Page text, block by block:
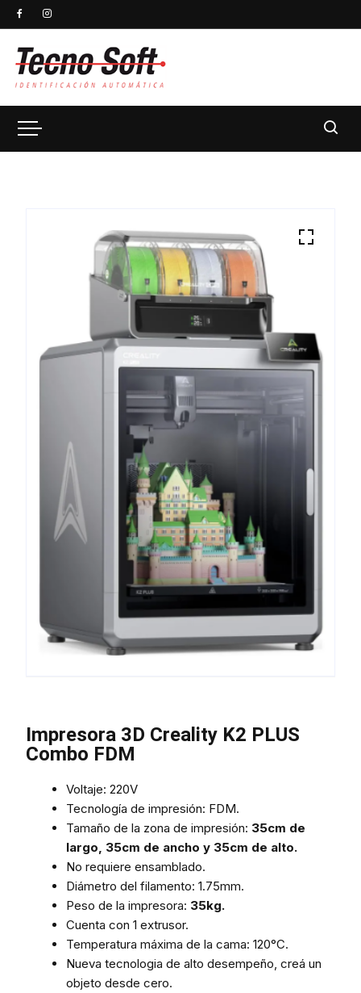
Impresora 3D Creality K2 PLUS
Combo FDM
Voltaje: 220V
Tecnología de impresión: FDM.
Tamaño de la zona de impresión: 35cm de
largo, 35cm de ancho y 35cm de alto.
No requiere ensamblado.
Diámetro del filamento: 1.75mm.
Peso de la impresora: 35kg.
Cuenta con 1 extrusor.
Temperatura máxima de la cama: 120°C.
Nueva tecnologia de alto desempeño, creá un
objeto desde cero.